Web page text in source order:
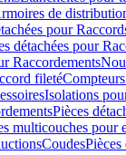
de
pour
détachées pour
Raccordements
fileté
Isolations
Pièces
multicouches pour
CoudesPièces